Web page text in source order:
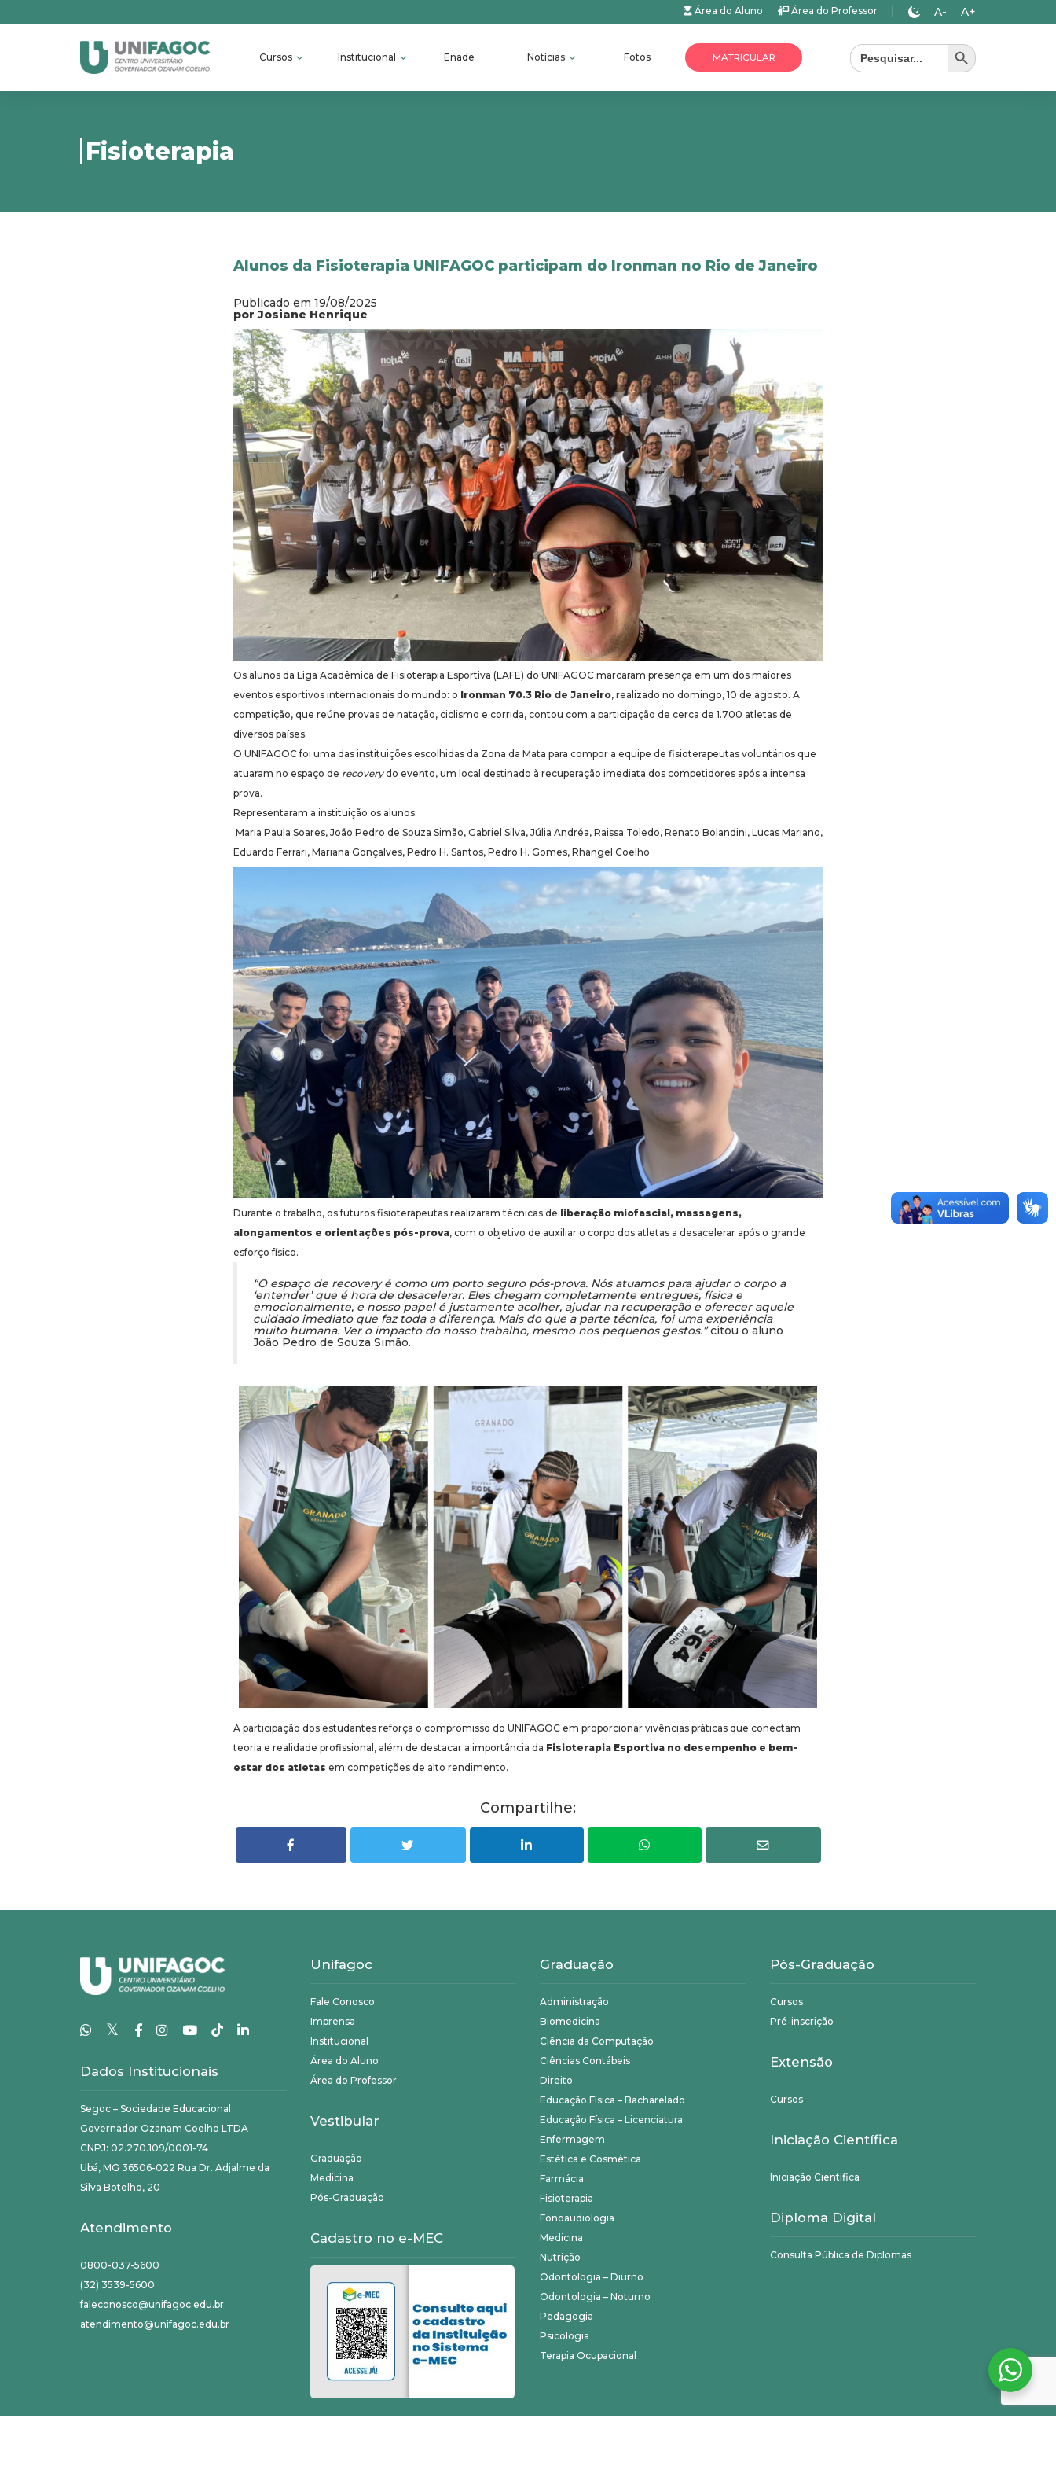
Área do Aluno Área do Professor A- A+
Cursos Institucional Enade Notícias Fotos MATRICULAR
Search
for:
Search Button
Fisioterapia
Alunos da Fisioterapia UNIFAGOC participam do Ironman no Rio de Janeiro
Publicado em 19/08/2025
por Josiane Henrique
Os alunos da Liga Acadêmica de Fisioterapia Esportiva (LAFE) do UNIFAGOC marcaram presença em um dos maiores
eventos esportivos internacionais do mundo: o Ironman 70.3 Rio de Janeiro, realizado no domingo, 10 de agosto. A
competição, que reúne provas de natação, ciclismo e corrida, contou com a participação de cerca de 1.700 atletas de
diversos países.
O UNIFAGOC foi uma das instituições escolhidas da Zona da Mata para compor a equipe de fisioterapeutas voluntários que
atuaram no espaço de recoverydo evento, um local destinado à recuperação imediata dos competidores após a intensa
prova.
Representaram a instituição os alunos:
Maria Paula Soares, João Pedro de Souza Simão, Gabriel Silva, Júlia Andréa, Raissa Toledo, Renato Bolandini, Lucas Mariano,
Eduardo Ferrari, Mariana Gonçalves, Pedro H. Santos, Pedro H. Gomes, Rhangel Coelho
Durante o trabalho, os futuros fisioterapeutas realizaram técnicas de liberação miofascial, massagens,
alongamentos e orientações pós-prova, com o objetivo de auxiliar o corpo dos atletas a desacelerar após o grande
esforço físico.
“O espaço de recovery é como um porto seguro pós-prova. Nós atuamos para ajudar o corpo a
‘entender’ que é hora de desacelerar. Eles chegam completamente entregues, física e
emocionalmente, e nosso papel é justamente acolher, ajudar na recuperação e oferecer aquele
cuidado imediato que faz toda a diferença. Mais do que a parte técnica, foi uma experiência
muito humana. Ver o impacto do nosso trabalho, mesmo nos pequenos gestos.”citou o aluno
João Pedro de Souza Simão.
A participação dos estudantes reforça o compromisso do UNIFAGOC em proporcionar vivências práticas que conectam
teoria e realidade profissional, além de destacar a importância da Fisioterapia Esportiva no desempenho e bem-
estar dos atletas em competições de alto rendimento.
Compartilhe:
𝕏
Dados Institucionais
Segoc – Sociedade Educacional
Governador Ozanam Coelho LTDA
CNPJ: 02.270.109/0001-74
Ubá, MG 36506-022 Rua Dr. Adjalme da
Silva Botelho, 20
Atendimento
0800-037-5600
(32) 3539-5600
faleconosco@unifagoc.edu.br
atendimento@unifagoc.edu.br
Unifagoc
Fale Conosco
Imprensa
Institucional
Área do Aluno
Área do Professor
Vestibular
Graduação
Medicina
Pós-Graduação
Cadastro no e-MEC
Graduação
Administração
Biomedicina
Ciência da Computação
Ciências Contábeis
Direito
Educação Física – Bacharelado
Educação Física – Licenciatura
Enfermagem
Estética e Cosmética
Farmácia
Fisioterapia
Fonoaudiologia
Medicina
Nutrição
Odontologia – Diurno
Odontologia – Noturno
Pedagogia
Psicologia
Terapia Ocupacional
Pós-Graduação
Cursos
Pré-inscrição
Extensão
Cursos
Iniciação Científica
Iniciação Científica
Diploma Digital
Consulta Pública de Diplomas